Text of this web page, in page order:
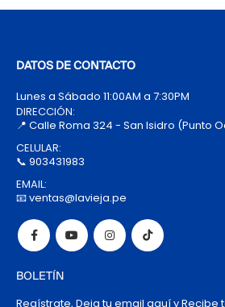
DATOS DE CONTACTO
Lunes a Sábado 11:00AM a 7:30PM
DIRECCIÓN:
📍 Calle Roma 324 - San Isidro (Punto
CELULAR:
📞 903431983
EMAIL:
📧 ventas@lavieja.pe
BOLETÍN
Regístrate, Deja tu email aquí y Recibe